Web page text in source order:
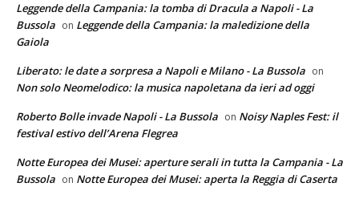
Leggende della Campania: la tomba di Dracula a Napoli - La
Bussola on Leggende della Campania: la maledizione della
Gaiola
Liberato: le date a sorpresa a Napoli e Milano - La Bussola on
Non solo Neomelodico: la musica napoletana da ieri ad oggi
Roberto Bolle invade Napoli - La Bussola on Noisy Naples Fest: il
festival estivo dell’Arena Flegrea
Notte Europea dei Musei: aperture serali in tutta la Campania - La
Bussola on Notte Europea dei Musei: aperta la Reggia di Caserta